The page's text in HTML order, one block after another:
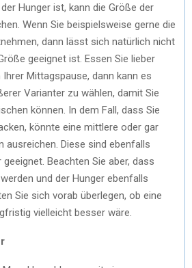
Hunger ist, kann die Größe der
Wenn Sie beispielsweise gerne die
dann lässt sich natürlich nicht
geeignet ist. Essen Sie lieber
Mittagspause, dann kann es
Varianter zu wählen, damit Sie
können. In dem Fall, dass Sie
könnte eine mittlere oder gar
ausreichen. Diese sind ebenfalls
Beachten Sie aber, dass
und der Hunger ebenfalls
Sie sich vorab überlegen, ob eine
vielleicht besser wäre.